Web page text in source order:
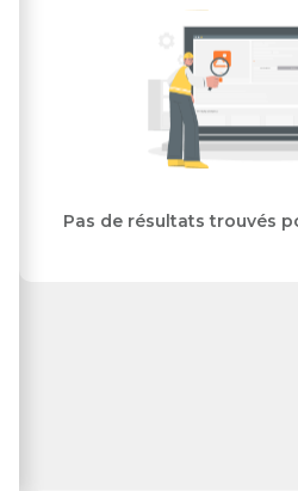
Pas de résultats trouvés